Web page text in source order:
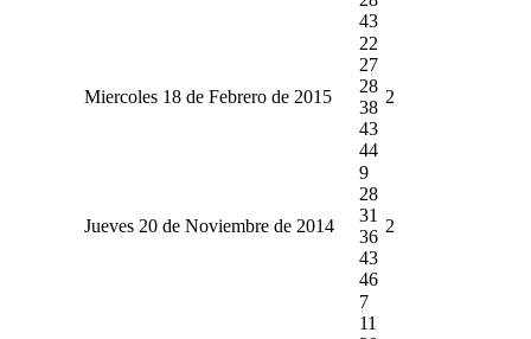
43
Miercoles 18 de Febrero de 2015
22
27
28
38
43
44
2
Jueves 20 de Noviembre de 2014
9
28
31
36
43
46
2
7
11